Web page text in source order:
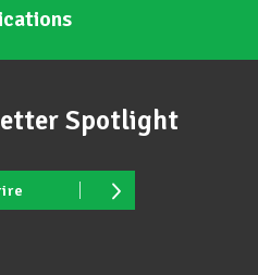
Spotlight